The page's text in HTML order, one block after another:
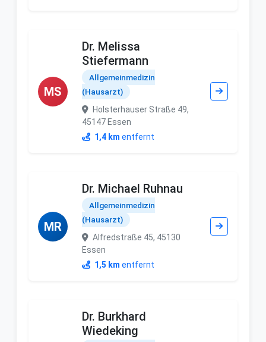
MS
Dr. Melissa
Stiefermann
Allgemeinmedizin
(Hausarzt)
Holsterhauser Straße 49,
45147 Essen
1,4 km entfernt
MR
Dr. Michael Ruhnau
Allgemeinmedizin
(Hausarzt)
Alfredstraße 45, 45130
Essen
1,5 km entfernt
Dr. Burkhard
Wiedeking